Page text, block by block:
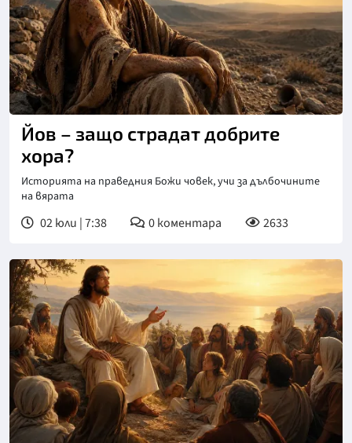
Йов – защо страдат добрите
хора?
Историята на праведния Божи човек, учи за дълбочините
на вярата
02 юли | 7:38 0коментара 2633